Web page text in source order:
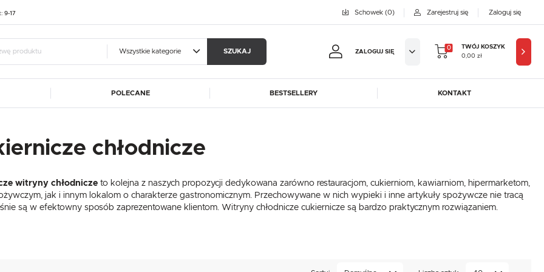
9-17 Schowek(0) Zarejestruj się Zaloguj się
Wszystkie kategorie SZUKAJ ZALOGUJ SIĘ
się
OTRZYMASZ LICZNE DODATKOWE KORZYŚCI:
podgląd historii zakupów
brak konieczności wprowadzania swoich danych przy kolejnych zakupach
0
TWÓJ KOSZYK
0,00 zł
ALUSHELF
CATERINA DIBAL
IKMET ICE HORIZON INSTANCO
KART-MAP LIEBHERR LOZAMET LENARI
POLECANE BESTSELLERY KONTAKT
chłodnicze
witryny chłodnicze to kolejna z naszych propozycji dedykowana zarówno restauracjom, cukierniom, kawiarniom, hipermarketom,
jak i innym lokalom o charakterze gastronomicznym. Przechowywane w nich wypieki i inne artykuły spożywcze nie tracą
są w efektowny sposób zaprezentowane klientom. Witryny chłodnicze cukiernicze są bardzo praktycznym rozwiązaniem.